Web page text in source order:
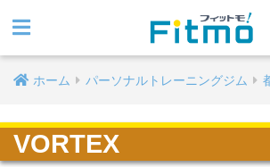
ホーム パーソナルトレーニングジム
VORTEX